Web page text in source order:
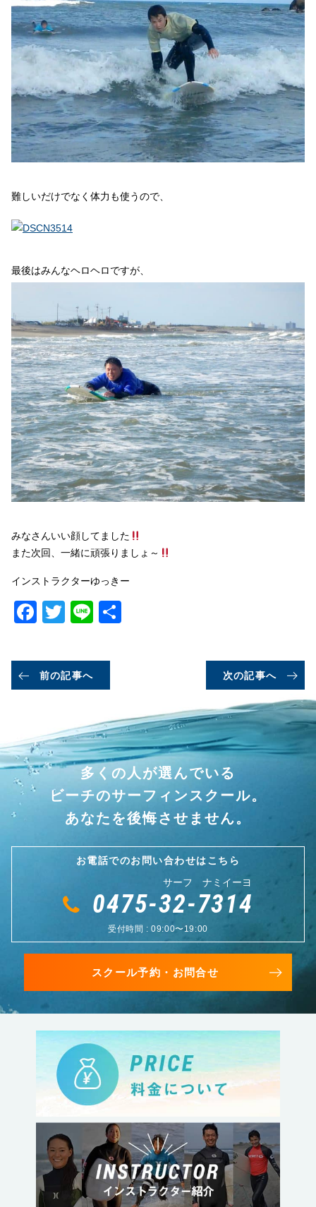
難しいだけでなく体力も使うので、
最後はみんなヘロヘロですが、
みなさんいい顔してました
また次回、一緒に頑張りましょ～
インストラクターゆっきー
Facebook
Twitter
Line
前の記事へ 次の記事へ
多くの人が選んでいる
ビーチのサーフィンスクール。
あなたを後悔させません。
お電話でのお問い合わせはこちら
サーフ ナミイーヨ
0475-32-7314
受付時間 : 09:00〜19:00
スクール予約・お問合せ